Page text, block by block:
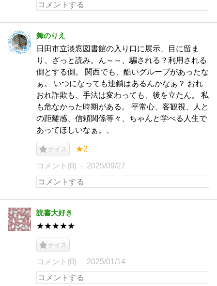
舞のりえ
日田市立淡窓図書館の入り口に展示、目に留ま
り、ざっと読み。ん～～、騙される？利用される
側とする側。 関西でも、酷いグループがあったな
ぁ。 いつになっても連鎖はあるんかなぁ？ おれ
おれ詐欺も、手法は変わっても、後を立たん。 私
も危なかった時期がある。 平常心、客観視、人と
の距離感、信頼関係等々、ちゃんと学べる人生で
あってほしいなぁ。、
ナイス ★2
コメント(0) 2025/09/27
読書大好き
★★★★★
ナイス
コメント(0) 2025/01/14